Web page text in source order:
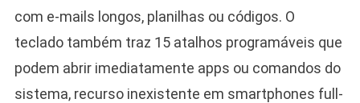
com e-mails longos, planilhas ou códigos. O
teclado também traz 15 atalhos programáveis que
podem abrir imediatamente apps ou comandos do
sistema, recurso inexistente em smartphones full-